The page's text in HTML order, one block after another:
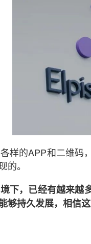
样的APP和二维
的。
下，已经有越来
够持久发展，相信